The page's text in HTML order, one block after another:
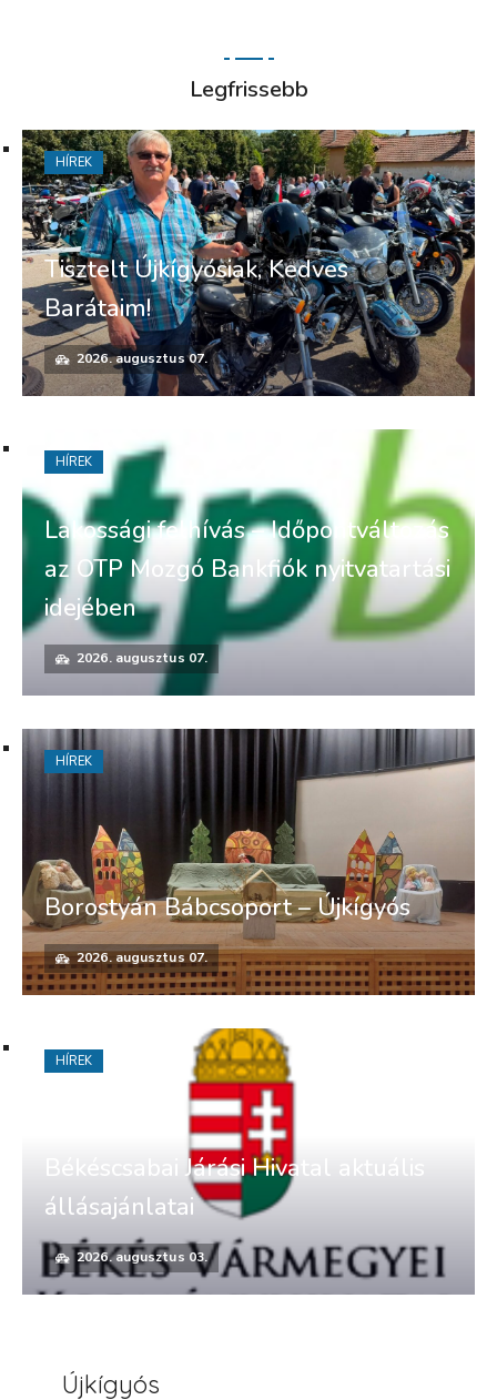
Legfrissebb
Tisztelt Újkígyósiak, Kedves
Barátaim!
2026. augusztus 07.
HÍREK
Lakossági felhívás – Időpontváltozás
az OTP Mozgó Bankfiók nyitvatartási
idejében
2026. augusztus 07.
HÍREK
Borostyán Bábcsoport – Újkígyós
2026. augusztus 07.
HÍREK
Békéscsabai Járási Hivatal aktuális
állásajánlatai
2026. augusztus 03.
HÍREK
Újkígyós